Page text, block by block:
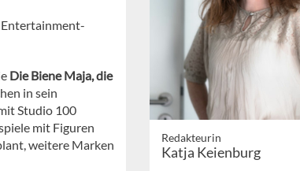
Die Biene Maja, die
in sein
Studio 100
mit Figuren
weitere Marken
Redakteurin
Katja Keienburg